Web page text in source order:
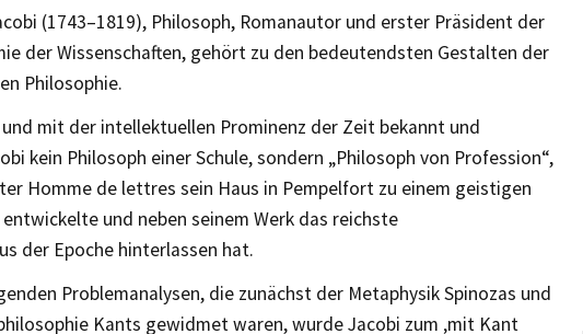
(1743–1819), Philosoph, Romanautor und erster Präsident der
der Wissenschaften, gehört zu den bedeutendsten Gestalten der
Philosophie.
mit der intellektuellen Prominenz der Zeit bekannt und
kein Philosoph einer Schule, sondern „Philosoph von Profession“,
Homme de lettres sein Haus in Pempelfort zu einem geistigen
und neben seinem Werk das reichste
der Epoche hinterlassen hat.
Problemanalysen, die zunächst der Metaphysik Spinozas und
Kants gewidmet waren, wurde Jacobi zum ‚mit Kant